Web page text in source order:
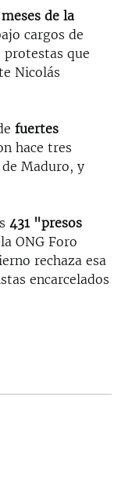
de la
cargos de
que
Nicolás
fuertes
hace tres
Maduro, y
431 "presos
ONG Foro
rechaza esa
encarcelados